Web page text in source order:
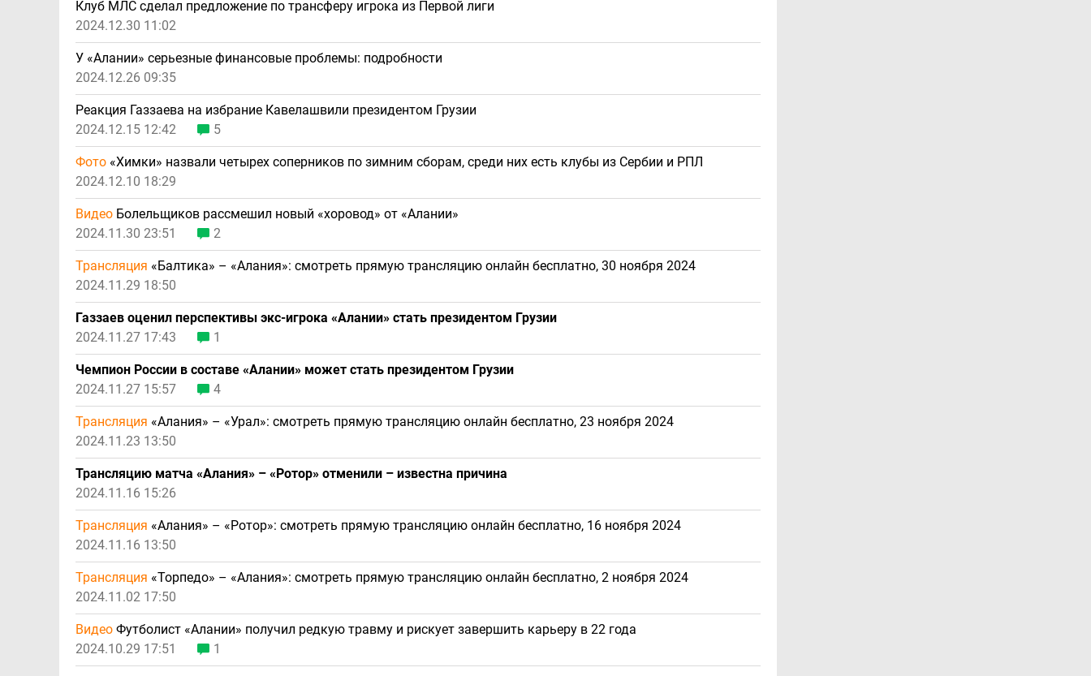
Клуб МЛС сделал предложение по трансферу игрока из Первой лиги
2024.12.30 11:02
У «Алании» серьезные финансовые проблемы: подробности
2024.12.26 09:35
Реакция Газзаева на избрание Кавелашвили президентом Грузии
2024.12.15 12:42
5
Фото «Химки» назвали четырех соперников по зимним сборам, среди них есть клубы из Сербии и РПЛ
2024.12.10 18:29
Видео Болельщиков рассмешил новый «хоровод» от «Алании»
2024.11.30 23:51
2
Трансляция «Балтика» – «Алания»: смотреть прямую трансляцию онлайн бесплатно, 30 ноября 2024
2024.11.29 18:50
Газзаев оценил перспективы экс-игрока «Алании» стать президентом Грузии
2024.11.27 17:43
1
Чемпион России в составе «Алании» может стать президентом Грузии
2024.11.27 15:57
4
Трансляция «Алания» – «Урал»: смотреть прямую трансляцию онлайн бесплатно, 23 ноября 2024
2024.11.23 13:50
Трансляцию матча «Алания» – «Ротор» отменили – известна причина
2024.11.16 15:26
Трансляция «Алания» – «Ротор»: смотреть прямую трансляцию онлайн бесплатно, 16 ноября 2024
2024.11.16 13:50
Трансляция «Торпедо» – «Алания»: смотреть прямую трансляцию онлайн бесплатно, 2 ноября 2024
2024.11.02 17:50
Видео Футболист «Алании» получил редкую травму и рискует завершить карьеру в 22 года
2024.10.29 17:51
1